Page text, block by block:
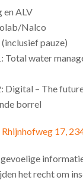
en ALV
Nalco
pauze)
Total water
Digital – The
borrel
Rhijnhofweg 17,
het recht om